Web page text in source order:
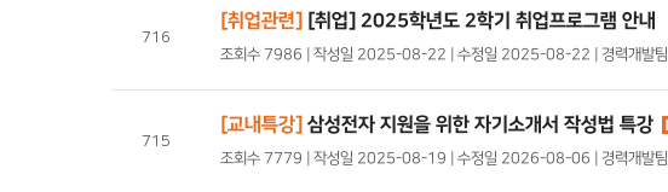
716
[취업관련] [취업] 2025학년도 2학기 취업프로그램 안내
조회수 7986 | 작성일 2025-08-22 | 수정일 2025-08-22 | 경력개발팀
715
[교내특강] 삼성전자 지원을 위한 자기소개서 작성법 특강
조회수 7779 | 작성일 2025-08-19 | 수정일 2026-08-06 | 경력개발팀